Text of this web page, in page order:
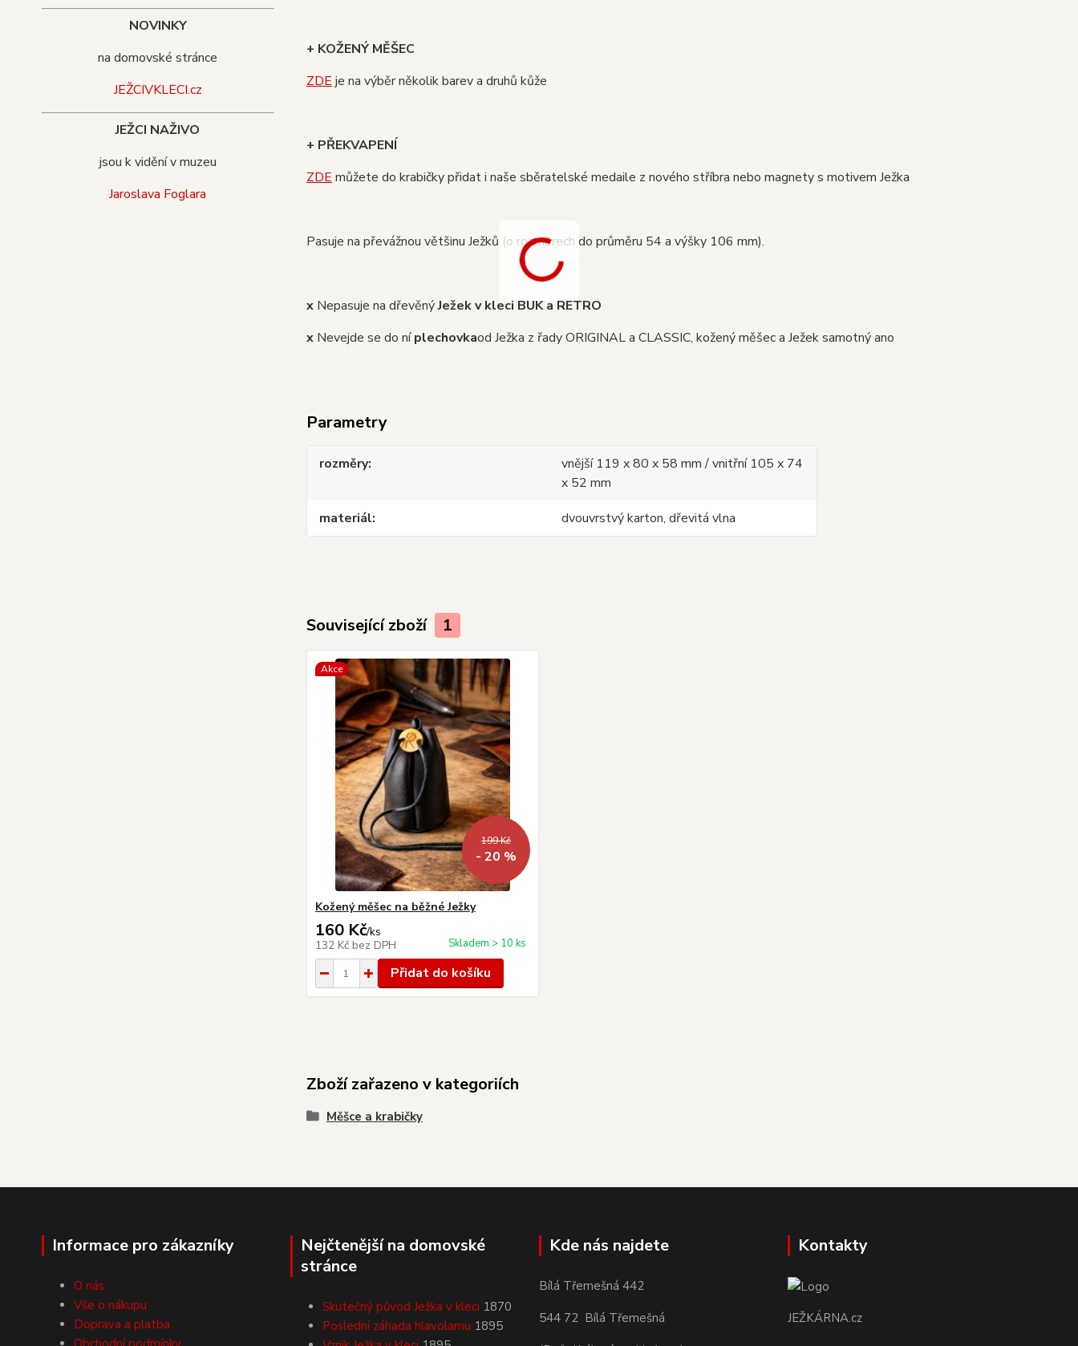
NOVINKY
na domovské stránce
JEŽCIVKLECI.cz
JEŽCI NAŽIVO
jsou k vidění v muzeu
Jaroslava Foglara
+ KOŽENÝ MĚŠEC
ZDE je na výběr několik barev a druhů kůže
+ PŘEKVAPENÍ
ZDE můžete do krabičky přidat i naše sběratelské medaile z nového stříbra nebo magnety s motivem Ježka
Pasuje na převážnou většinu Ježků (o rozměrech do průměru 54 a výšky 106 mm).
x Nepasuje na dřevěnýJežek v kleci BUK a RETRO
x Nevejde se do níplechovkaod Ježka z řady ORIGINAL a CLASSIC, kožený měšec a Ježek samotný ano
Parametry
rozměry
vnější 119 x 80 x 58 mm / vnitřní 105 x 74
x 52 mm
materiál
dvouvrstvý karton, dřevitá vlna
Související zboží 1
Akce
199 Kč
- 20 %
Kožený měšec na běžné Ježky
160 Kč/ks
132 Kč bez DPH Skladem > 10 ks
Přidat do košíku
Zboží zařazeno v kategoriích
Měšce a krabičky
Informace pro zákazníky
O nás
Vše o nákupu
Doprava a platba
Nejčtenější na domovské
stránce
Skutečný původ Ježka v kleci 1870
Poslední záhada hlavolamu 1895
Kde nás najdete
Bílá Třemešná 442
544 72 Bílá Třemešná
Kontakty
JEŽKÁRNA.cz